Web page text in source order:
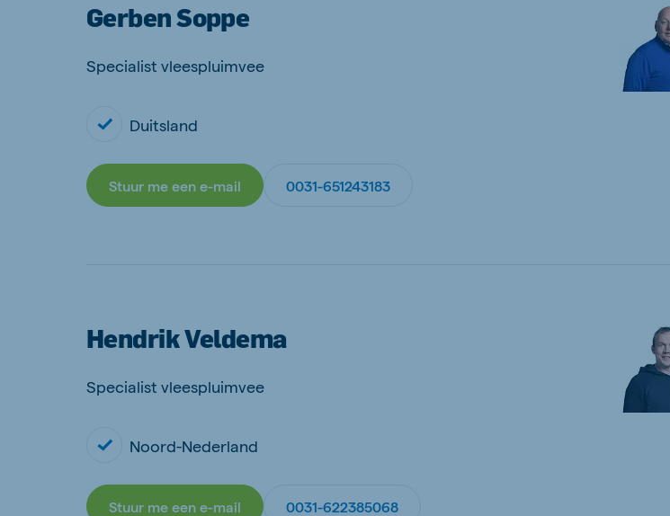
Gerben Soppe
Specialist vleespluimvee
Duitsland
Stuur me een e-mail 0031-651243183
Hendrik Veldema
Specialist vleespluimvee
Noord-Nederland
Stuur me een e-mail 0031-622385068